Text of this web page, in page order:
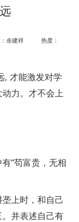
建祥 热度：
才能激发对学
力。才不会上
“苟富贵，无相
上时，和自己
并表述自己有